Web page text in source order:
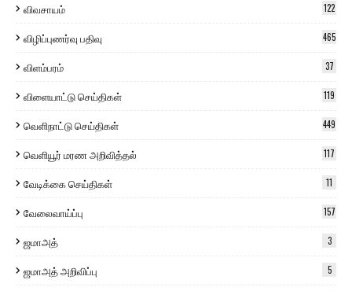
விவசாயம் 122
விழிப்புணர்வு பதிவு 465
விளம்பரம் 37
விளையாட்டு செய்திகள் 119
வெளிநாட்டு செய்திகள் 449
வெளியூர் மரண அறிவித்தல் 117
வேடிக்கை செய்திகள் 11
வேலைவாய்ப்பு 157
ஜமாஅத் 3
ஜமாஅத் அறிவிப்பு 5